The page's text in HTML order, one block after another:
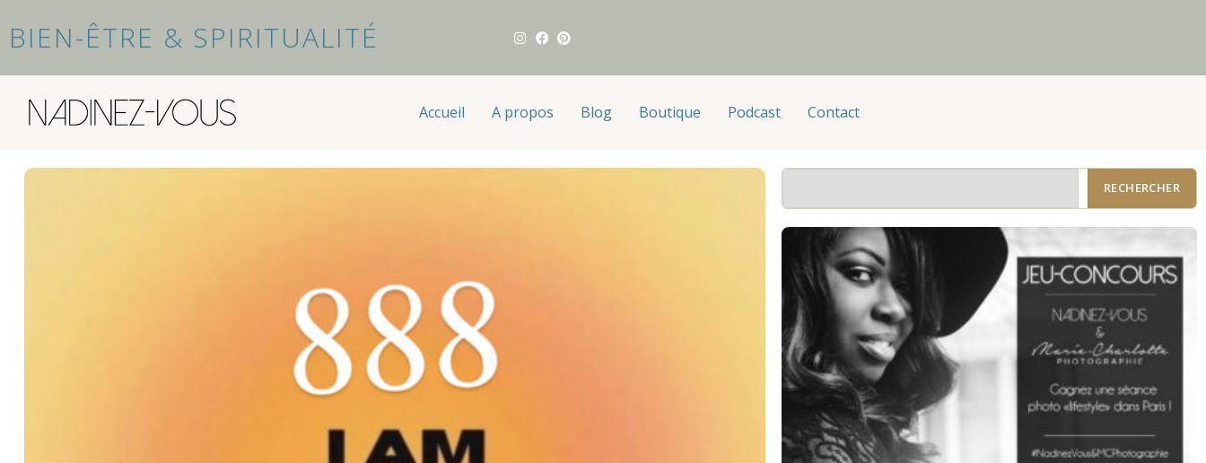
BIEN-ÊTRE & SPIRITUALITÉ
Accueil A propos Blog Boutique Podcast Contact
RECHERCHER